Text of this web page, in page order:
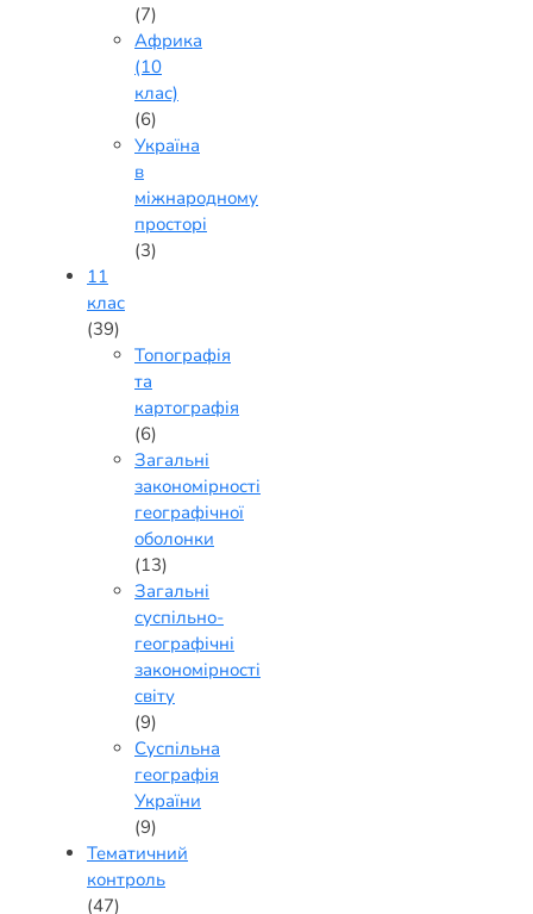
(7)
Африка
(10
клас)
(6)
Україна
в
міжнародному
просторі
(3)
11
клас
(39)
Топографія
та
картографія
(6)
Загальні
закономірності
географічної
оболонки
(13)
Загальні
суспільно-
географічні
закономірності
світу
(9)
Суспільна
географія
України
(9)
Тематичний
контроль
(47)